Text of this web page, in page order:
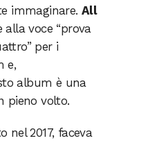
immaginare. All
alla voce “prova
per i
e,
album è una
pieno volto.
nel 2017, faceva